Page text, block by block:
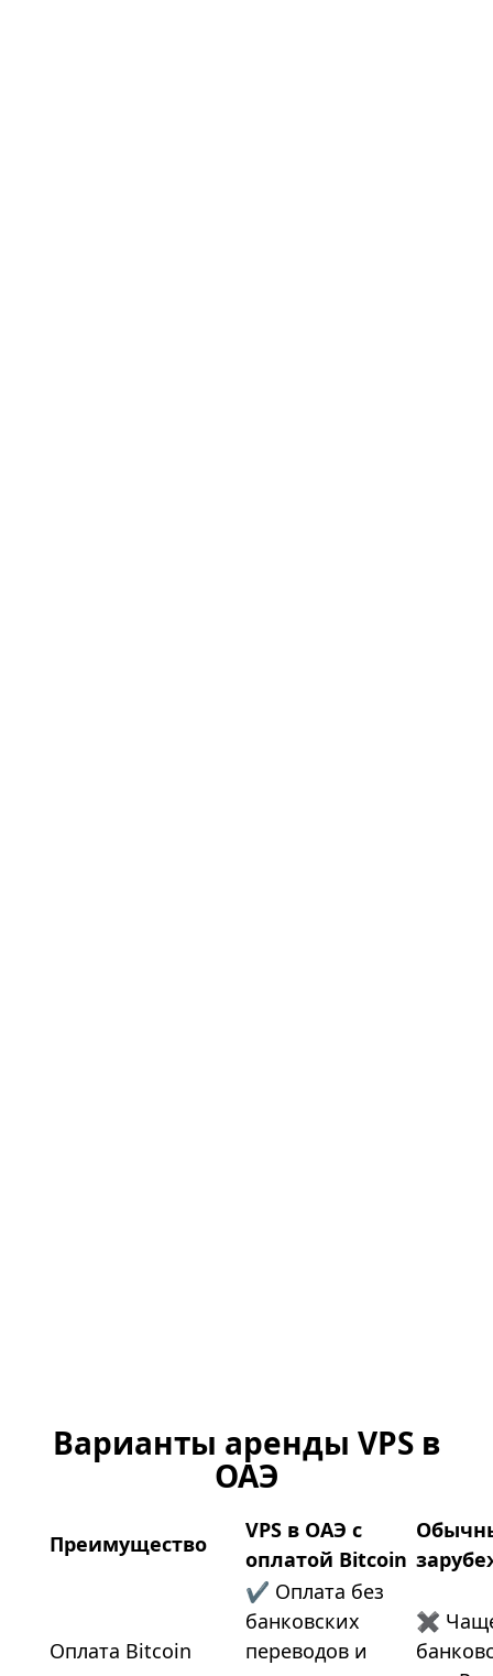
Варианты аренды VPS в
ОАЭ
Преимущество
VPS в ОАЭ с
оплатой Bitcoin
Оплата Bitcoin
✔ Оплата без
банковских
переводов и
✖ Чаще